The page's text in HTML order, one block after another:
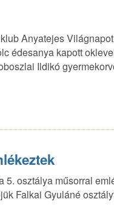
Anyatejes
édesanya kapott
Ildikó
5. osztálya műsorral
Falkai Gyuláné